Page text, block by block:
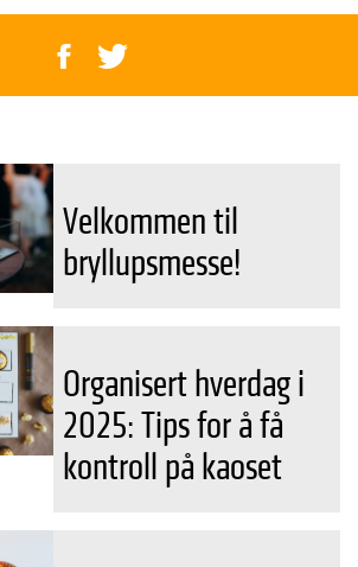
Velkommen til
bryllupsmesse!
Organisert hverdag i
2025: Tips for å få
kontroll på kaoset